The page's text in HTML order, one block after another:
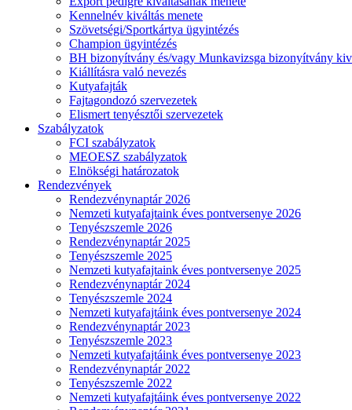
Kennelnév kiváltás menete
Szövetségi/Sportkártya ügyintézés
Champion ügyintézés
BH bizonyítvány és/vagy Munkavizsga bizonyítvány
Kiállításra való nevezés
Kutyafajták
Fajtagondozó szervezetek
Elismert tenyésztői szervezetek
Szabályzatok
FCI szabályzatok
MEOESZ szabályzatok
Elnökségi határozatok
Rendezvények
Rendezvénynaptár 2026
Nemzeti kutyafajtaink éves pontversenye 2026
Tenyészszemle 2026
Rendezvénynaptár 2025
Tenyészszemle 2025
Nemzeti kutyafajtaink éves pontversenye 2025
Rendezvénynaptár 2024
Tenyészszemle 2024
Nemzeti kutyafajtáink éves pontversenye 2024
Rendezvénynaptár 2023
Tenyészszemle 2023
Nemzeti kutyafajtáink éves pontversenye 2023
Rendezvénynaptár 2022
Tenyészszemle 2022
Nemzeti kutyafajtáink éves pontversenye 2022